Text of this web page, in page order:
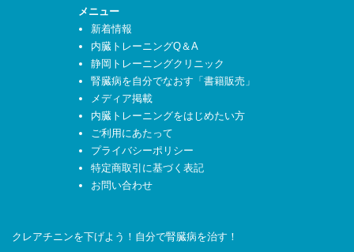
メニュー
新着情報
内臓トレーニングQ＆A
静岡トレーニングクリニック
腎臓病を自分でなおす「書籍販売」
メディア掲載
内臓トレーニングをはじめたい方
ご利用にあたって
プライバシーポリシー
特定商取引に基づく表記
お問い合わせ
クレアチニンを下げよう！自分で腎臓病を治す！